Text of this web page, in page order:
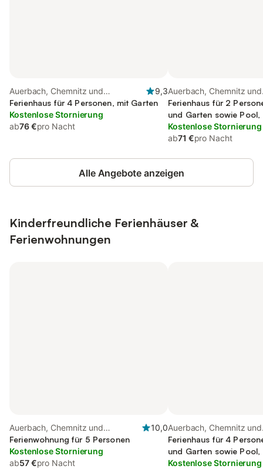
Auerbach, Chemnitz und
Umgebung
9,3
Ferienhaus für 4 Personen, mit Garten
Kostenlose Stornierung
ab76 €pro Nacht
Auerbach, Chemnitz und
Umgebung
Ferienhaus für 2
und Garten sowie Pool,
Kostenlose Stornierung
ab71 €pro Nacht
Alle Angebote anzeigen
Kinderfreundliche Ferienhäuser &
Ferienwohnungen
Auerbach, Chemnitz und
Umgebung
10,0
Ferienwohnung für 5 Personen
Kostenlose Stornierung
ab57 €pro Nacht
Auerbach, Chemnitz und
Umgebung
Ferienhaus für 4
und Garten sowie Pool,
Kostenlose Stornierung